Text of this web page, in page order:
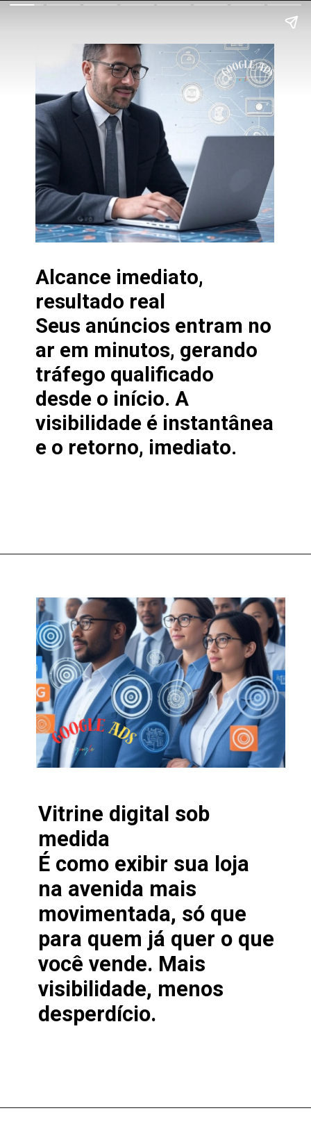
Alcance imediato,
resultado real
Seus anúncios entram no
ar em minutos, gerando
tráfego qualificado
desde o início. A
visibilidade é instantânea
e o retorno, imediato.
Vitrine digital sob
medida
É como exibir sua loja
na avenida mais
movimentada, só que
para quem já quer o que
você vende. Mais
visibilidade, menos
desperdício.